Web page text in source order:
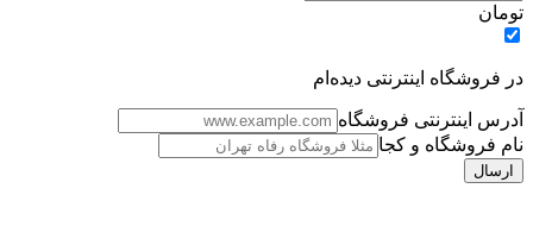
تومان
در فروشگاه اینترنتی دیده‌ام
آدرس اینترنتی فروشگاه
نام فروشگاه و کجا